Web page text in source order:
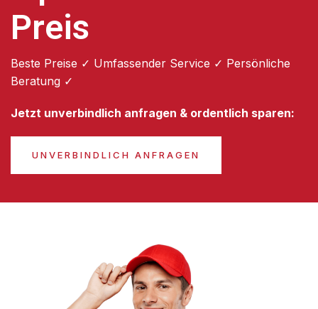
Preis
Beste Preise ✓ Umfassender Service ✓ Persönliche
Beratung ✓
Jetzt unverbindlich anfragen & ordentlich sparen:
UNVERBINDLICH ANFRAGEN